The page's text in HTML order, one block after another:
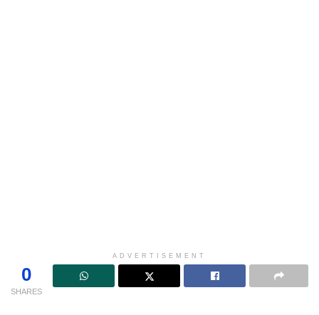
ADVERTISEMENT
0
SHARES